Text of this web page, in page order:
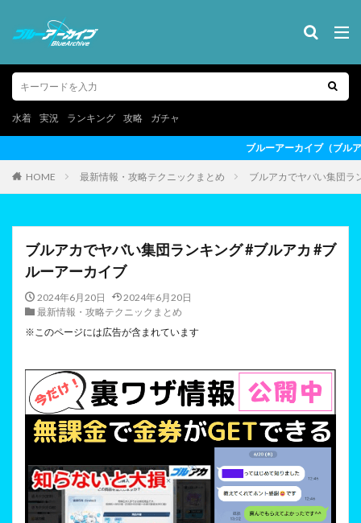
水着 実況 ランキング 攻略 ガチャ
ブルーアーカイブ（ブルアカ）の最新情報を動画形式でお届
HOME 最新情報・攻略テクニックまとめ ブルアカでヤバい集団ラ
ブルアカでヤバい集団ランキング #ブルアカ #ブ
ルーアーカイブ
2024年6月20日
2024年6月20日
最新情報・攻略テクニックまとめ
※このページには広告が含まれています